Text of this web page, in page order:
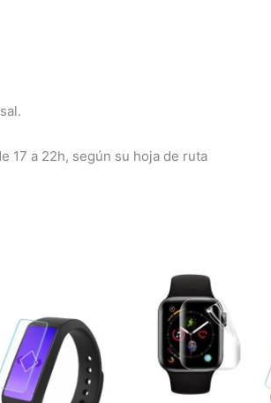
17 a 22h, según su hoja de ruta